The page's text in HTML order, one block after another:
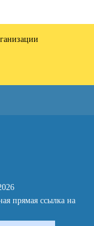
прямая ссылка на